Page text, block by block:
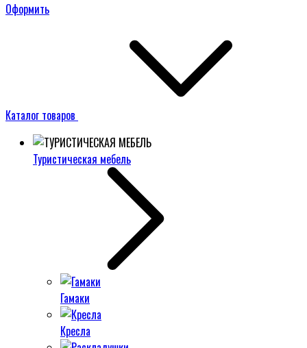
Оформить
Каталог товаров
Туристическая мебель
Гамаки
Кресла